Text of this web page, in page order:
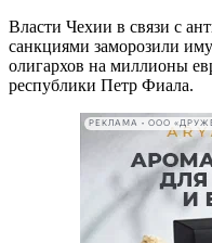
Власти Чехии в связи с
санкциями заморозили
олигархов на миллионы
республики Петр Фиала.
РЕКЛАМА • ООО